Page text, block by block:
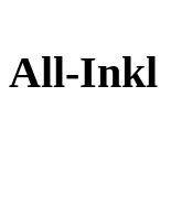
All-Inkl